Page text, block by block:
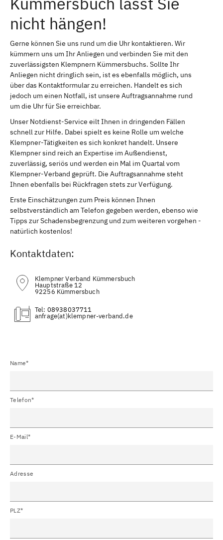
nicht hängen!
Gerne können Sie uns rund um die Uhr kontaktieren. Wir
kümmern uns um Ihr Anliegen und verbinden Sie mit den
zuverlässigsten Klempnern Kümmersbuchs. Sollte Ihr
Anliegen nicht dringlich sein, ist es ebenfalls möglich, uns
über das Kontaktformular zu erreichen. Handelt es sich
jedoch um einen Notfall, ist unsere Auftragsannahme rund
um die Uhr für Sie erreichbar.
Unser Notdienst-Service eilt Ihnen in dringenden Fällen
schnell zur Hilfe. Dabei spielt es keine Rolle um welche
Klempner-Tätigkeiten es sich konkret handelt. Unsere
Klempner sind reich an Expertise im Außendienst,
zuverlässig, seriös und werden ein Mal im Quartal vom
Klempner-Verband geprüft. Die Auftragsannahme steht
Ihnen ebenfalls bei Rückfragen stets zur Verfügung.
Erste Einschätzungen zum Preis können Ihnen
selbstverständlich am Telefon gegeben werden, ebenso wie
Tipps zur Schadensbegrenzung und zum weiteren vorgehen -
natürlich kostenlos!
Kontaktdaten:
Klempner Verband Kümmersbuch
Hauptstraße 12
92256 Kümmersbuch
Tel: 08938037711
(at)
Name*
Telefon*
E-Mail*
Adresse
PLZ*